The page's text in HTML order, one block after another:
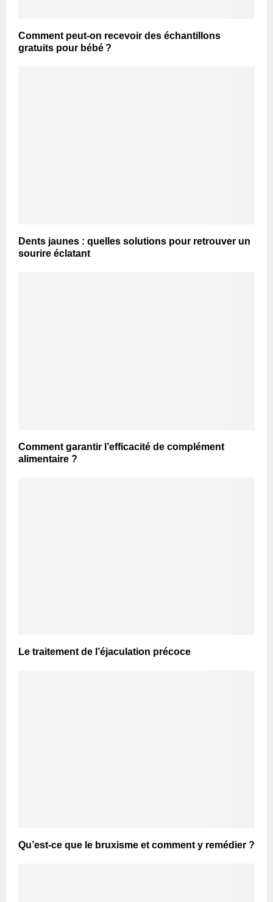
Comment peut-on recevoir des échantillons
gratuits pour bébé ?
Dents jaunes : quelles solutions pour retrouver un
sourire éclatant
Comment garantir l’efficacité de complément
alimentaire ?
Le traitement de l’éjaculation précoce
Qu’est-ce que le bruxisme et comment y remédier ?